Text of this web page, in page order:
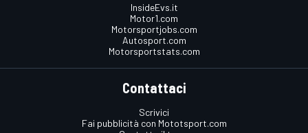
InsideEvs.it
Motor1.com
Motorsportjobs.com
Autosport.com
Motorsportstats.com
Contattaci
Scrivici
Fai pubblicità con Mototsport.com